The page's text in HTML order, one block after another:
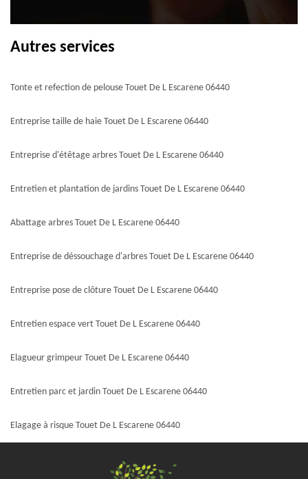
Autres services
Tonte et refection de pelouse Touet De L Escarene 06440
Entreprise taille de haie Touet De L Escarene 06440
Entreprise d'étêtage arbres Touet De L Escarene 06440
Entretien et plantation de jardins Touet De L Escarene 06440
Abattage arbres Touet De L Escarene 06440
Entreprise de déssouchage d'arbres Touet De L Escarene 06440
Entreprise pose de clôture Touet De L Escarene 06440
Entretien espace vert Touet De L Escarene 06440
Elagueur grimpeur Touet De L Escarene 06440
Entretien parc et jardin Touet De L Escarene 06440
Elagage à risque Touet De L Escarene 06440